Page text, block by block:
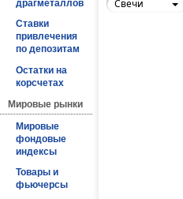
драгметаллов
Ставки
привлечения
по депозитам
Остатки на
корсчетах
Мировые рынки
Мировые
фондовые
индексы
Товары и
фьючерсы
Свечи